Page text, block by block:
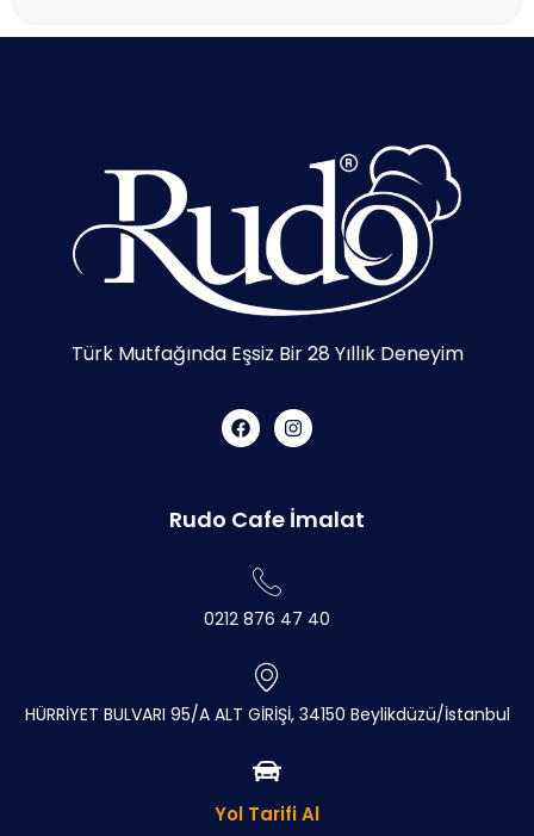
Türk Mutfağında Eşsiz Bir 28 Yıllık Deneyim
Rudo Cafe İmalat
0212 876 47 40
HÜRRİYET BULVARI 95/A ALT GİRİŞİ, 34150 Beylikdüzü/İstanbul
Yol Tarifi Al